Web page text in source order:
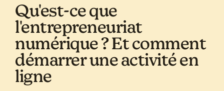
Qu'est‑ce que
l'entrepreneuriat
numérique ? Et comment
démarrer une activité en
ligne